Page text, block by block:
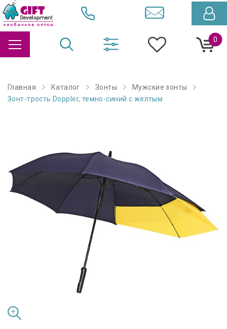
0
Главная Каталог Зонты
Мужские зонты
Зонт-трость Doppler, темно-синий с желтым